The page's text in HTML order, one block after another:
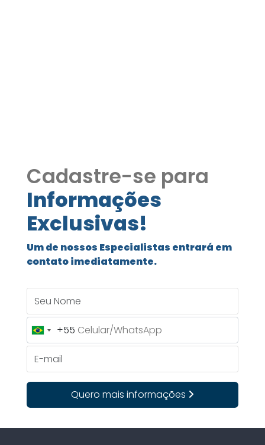
Cadastre-se para
Informações
Exclusivas!
Um de nossos Especialistas entrará em
contato imediatamente.
Brazil
+55
+55
Quero mais informações